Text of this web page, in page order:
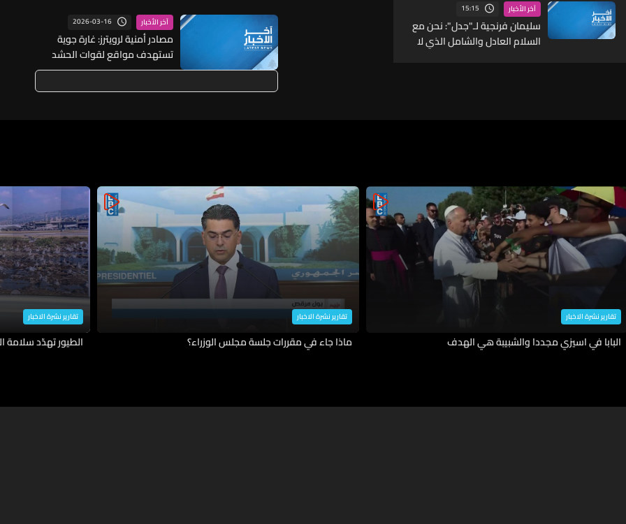
ووحدتنا الداخلية وتفاهمنا هي
الحل وعلينا أن نتعلم مما يحصل
في المنطقة ونستفيد منه
آخر الأخبار 15:15
سليمان فرنجية لـ"جدل": نحن مع
السلام العادل والشامل الذي لا
آخر الأخبار 2026-03-16
مصادر أمنية لرويترز: غارة جوية
تستهدف مواقع لقوات الحشد
الشعبي العراقية شمال غربي
تقارير نشرة الاخبار
البابا في اسيزي مجددا والشبيبة هي الهدف
تقارير نشرة الاخبار
ماذا جاء في مقررات جلسة مجلس الوزراء؟
تقارير نشرة الاخبار
الطيور تهدّد سلامة